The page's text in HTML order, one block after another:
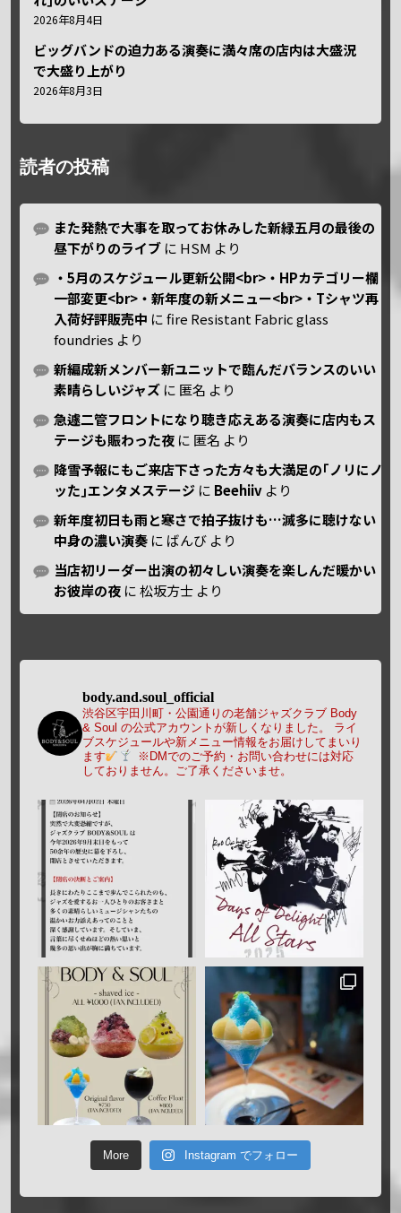
2026年8月4日
ビッグバンドの迫力ある演奏に満々席の店内は大盛況
で大盛り上がり
2026年8月3日
読者の投稿
また発熱で大事を取ってお休みした新緑五月の最後の
昼下がりのライブ に HSM より
・5月のスケジュール更新公開<br>・HPカテゴリー欄
一部変更<br>・新年度の新メニュー<br>・Tシャツ再
入荷好評販売中 にfire Resistant Fabric glass
foundries より
新編成新メンバー新ユニットで臨んだバランスのいい
素晴らしいジャズ に 匿名 より
急遽二管フロントになり聴き応えある演奏に店内もス
テージも賑わった夜 に 匿名 より
降雪予報にもご来店下さった方々も大満足の｢ノリにノ
ッた｣エンタメステージ に Beehiiv より
新年度初日も雨と寒さで拍子抜けも…滅多に聴けない
中身の濃い演奏 に ばんび より
当店初リーダー出演の初々しい演奏を楽しんだ暖かい
お彼岸の夜 に松坂方士 より
body.and.soul_official
渋谷区宇田川町・公園通りの老舗ジャズクラブ Body
& Soul の公式アカウントが新しくなりました。
ライ
ブスケジュールや新メニュー情報をお届けしてまいり
ます
※DMでのご予約・お問い合わせには対応
しておりません。ご了承くださいませ。
More Instagram でフォロー